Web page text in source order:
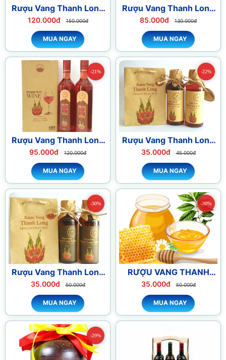
Rượu Vang Thanh Long
Trắng 750ml
120.000đ 150.000đ
MUA NGAY
Rượu Vang Thanh Long
Trắng 500ml
85.000đ 130.000đ
MUA NGAY
-21%
Rượu Vang Thanh Long
500ml Đỏ
95.000đ 120.000đ
MUA NGAY
-22%
Rượu Vang Thanh Long
Đỏ 180ml
35.000đ 45.000đ
MUA NGAY
-30%
Rượu Vang Thanh Long
Trắng 180ml
35.000đ 50.000đ
MUA NGAY
-30%
RƯỢU VANG THANH
LONG
35.000đ 50.000đ
MUA NGAY
-29%